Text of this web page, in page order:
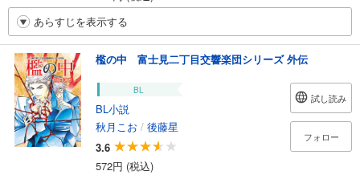
あらすじを表示する
檻の中 富士見二丁目交響楽団シリーズ 外伝
BL
BL小説
秋月こお / 後藤星
3.6
572円 (税込)
試し読み
フォロー